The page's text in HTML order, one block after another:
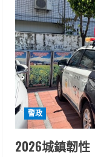
警政
2026城鎮韌